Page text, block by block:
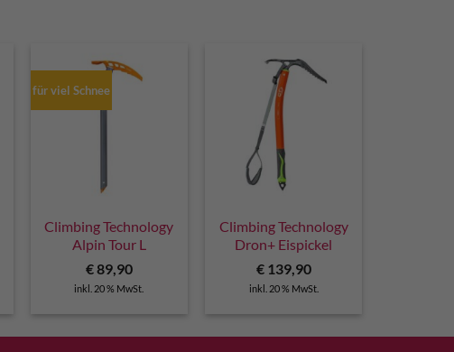
für viel Schnee
Climbing Technology
Alpin Tour L
€89,90
inkl. 20 % MwSt.
Climbing Technology
Dron+ Eispickel
€139,90
inkl. 20 % MwSt.